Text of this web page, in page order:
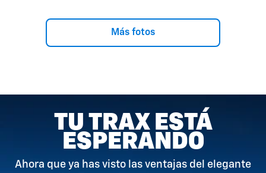
Más fotos
TU TRAX ESTÁ
ESPERANDO
Ahora que ya has visto las ventajas del elegante